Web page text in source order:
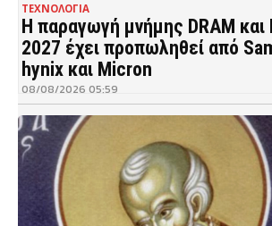
ΤΕΧΝΟΛΟΓΙΑ
Η παραγωγή μνήμης DRAM και
2027 έχει προπωληθεί από
hynix και Micron
08/08/2026 05:59